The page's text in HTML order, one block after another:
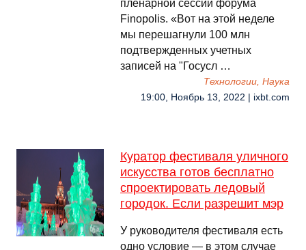
пленарной сессии форума
Finopolis. «Вот на этой неделе
мы перешагнули 100 млн
подтвержденных учетных
записей на "Госусл …
Технологии, Наука
19:00, Ноябрь 13, 2022 | ixbt.com
Куратор фестиваля уличного
искусства готов бесплатно
спроектировать ледовый
городок. Если разрешит мэр
У руководителя фестиваля есть
одно условие — в этом случае